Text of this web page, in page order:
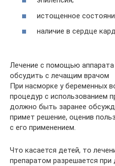
истощенное
наличие в сердце
Лечение с помощью
обсудить с лечащим врачом
При насморке у беременных
процедур с использованием
должно быть заранее
примет решение, оценив
с его применением.
Что касается детей, то
препаратом разрешается